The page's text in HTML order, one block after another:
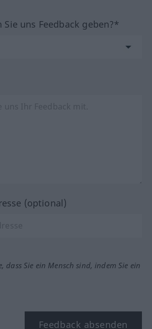
uns Feedback geben?*
(optional)
dass Sie ein Mensch sind, indem Sie ein
Feedback absenden